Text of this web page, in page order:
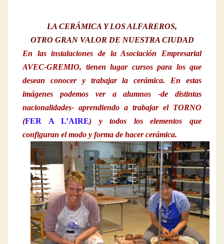
LA CERÁMICA Y LOS ALFAREROS,
OTRO GRAN VALOR DE NUESTRA CIUDAD
En las instalaciones de la Asociación Empresarial
AVEC-GREMIO, tienen lugar cursos para los que
desean conocer y trabajar la cerámica. En estas
imágenes podemos ver a alumnos -de distintas
nacionalidades- aprendiendo a trabajar el TORNO
(FER A L’AIRE) y todos los elementos que
configuran el modo y forma de hacer cerámica.